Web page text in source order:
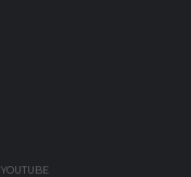
YOUTUBE